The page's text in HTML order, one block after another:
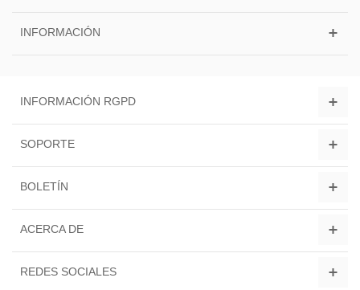
INFORMACIÓN
INFORMACIÓN RGPD
SOPORTE
BOLETÍN
ACERCA DE
REDES SOCIALES